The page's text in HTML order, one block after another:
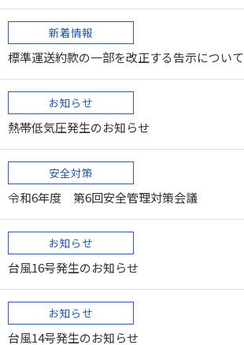
新着情報
標準運送約款の一部を改正する告示について
お知らせ
熱帯低気圧発生のお知らせ
安全対策
令和6年度 第6回安全管理対策会議
お知らせ
台風16号発生のお知らせ
お知らせ
台風14号発生のお知らせ